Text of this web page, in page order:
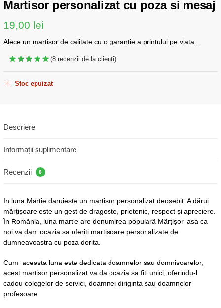
Martisor personalizat cu poza si mesaj
19,00 lei
Alece un martisor de calitate cu o garantie a printului pe viata…
(8 recenzii de la clienți)
Stoc epuizat
Descriere
Informații suplimentare
Recenzii 8
In luna Martie daruieste un martisor personalizat deosebit. A dărui
mărțișoare este un gest de dragoste, prietenie, respect și apreciere.
În România, luna martie are denumirea populară Mărțișor, asa ca
noi va dam ocazia sa oferiti martisoare personalizate de
dumneavoastra cu poza dorita.
Cum aceasta luna este dedicata doamnelor sau domnisoarelor,
acest martisor personalizat va da ocazia sa fiti unici, oferindu-l
cadou colegelor de servici, doamnei diriginta sau doamnelor
profesoare.